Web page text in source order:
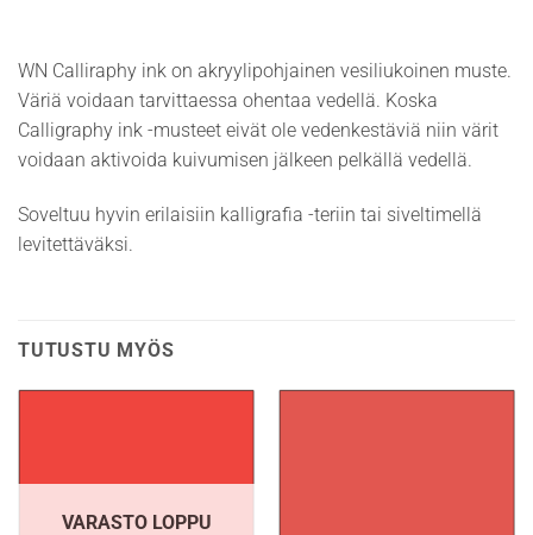
WN Calliraphy ink on akryylipohjainen vesiliukoinen muste.
Väriä voidaan tarvittaessa ohentaa vedellä. Koska
Calligraphy ink -musteet eivät ole vedenkestäviä niin värit
voidaan aktivoida kuivumisen jälkeen pelkällä vedellä.
Soveltuu hyvin erilaisiin kalligrafia -teriin tai siveltimellä
levitettäväksi.
TUTUSTU MYÖS
VARASTO LOPPU